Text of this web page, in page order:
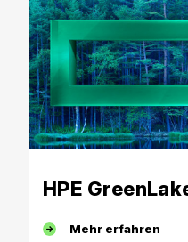
HPE
Mehr erfahren